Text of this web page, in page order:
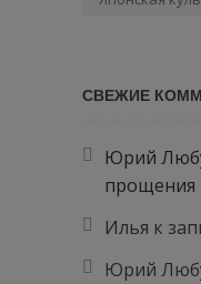
СВЕЖИЕ
Юрий
прощения
Илья к
Юрий